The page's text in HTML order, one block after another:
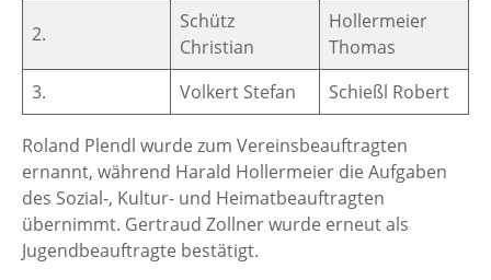
2.
Schütz
Christian
Hollermeier
Thomas
3.
Volkert Stefan Schießl Robert
Roland Plendl wurde zum Vereinsbeauftragten
ernannt, während Harald Hollermeier die Aufgaben
des Sozial-, Kultur- und Heimatbeauftragten
übernimmt. Gertraud Zollner wurde erneut als
Jugendbeauftragte bestätigt.